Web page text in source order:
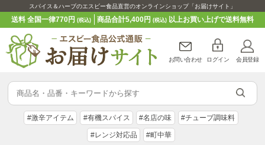
スパイス＆ハーブのエスビー食品直営のオンラインショップ「お届けサイト」
送料 全国一律770円(税込) 商品合計5,400円 (税込)以上お買い上げで送料無料
お問い合わせ ログイン 会員登録
#激辛アイテム #有機スパイス #名店の味 #チューブ調味料
#レンジ対応品 #町中華